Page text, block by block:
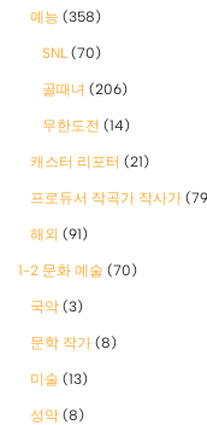
예능 (358)
SNL (70)
골때녀 (206)
무한도전 (14)
캐스터 리포터 (21)
프로듀서 작곡가 작사가
해외 (91)
1-2 문화 예술 (70)
국악 (3)
문학 작가 (8)
미술 (13)
성악 (8)